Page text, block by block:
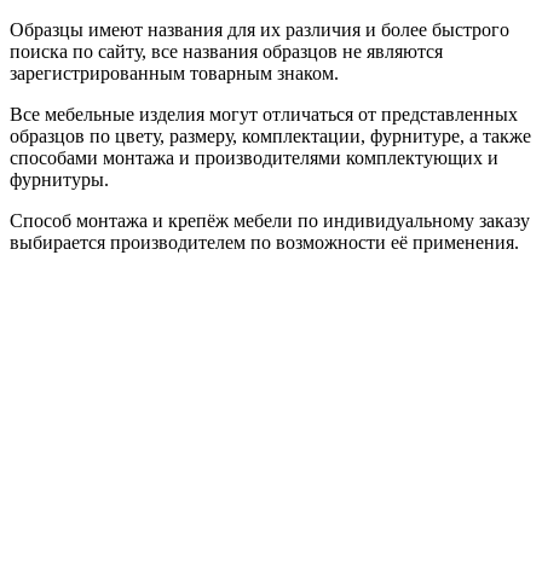
Образцы имеют названия для их различия и более быстрого
поиска по сайту, все названия образцов не являются
зарегистрированным товарным знаком.
Все мебельные изделия могут отличаться от представленных
образцов по цвету, размеру, комплектации, фурнитуре, а также
способами монтажа и производителями комплектующих и
фурнитуры.
Способ монтажа и крепёж мебели по индивидуальному заказу
выбирается производителем по возможности её применения.